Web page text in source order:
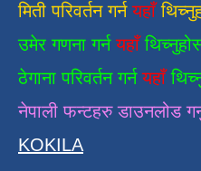
मिती परिवर्तन गर्न यहाँ
उमेर गणना गर्नयहाँ
ठेगाना परिवर्तन गर्नयहाँ
नेपाली फन्टहरु डाउनलोड
KOKILA